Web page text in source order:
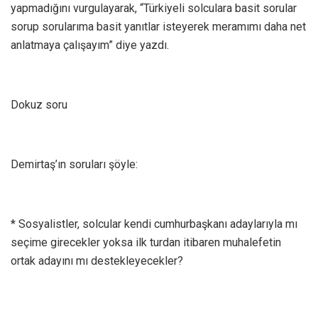
yapmadığını vurgulayarak, “Türkiyeli solculara basit sorular
sorup sorularıma basit yanıtlar isteyerek meramımı daha net
anlatmaya çalışayım” diye yazdı.
Dokuz soru
Demirtaş’ın soruları şöyle:
* Sosyalistler, solcular kendi cumhurbaşkanı adaylarıyla mı
seçime girecekler yoksa ilk turdan itibaren muhalefetin
ortak adayını mı destekleyecekler?